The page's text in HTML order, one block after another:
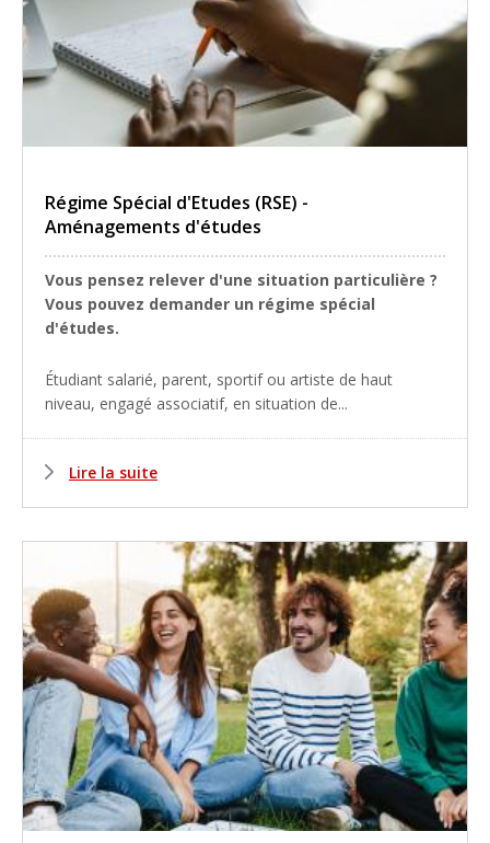
Régime Spécial d'Etudes (RSE) -
Aménagements d'études
Vous pensez relever d'une situation particulière ?
Vous pouvez demander un régime spécial
d'études.
Étudiant salarié, parent, sportif ou artiste de haut
niveau, engagé associatif, en situation de...
Lire la suite